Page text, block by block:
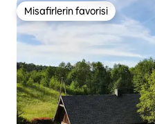
Misafirlerin favorisi
Misafirlerin favorisi